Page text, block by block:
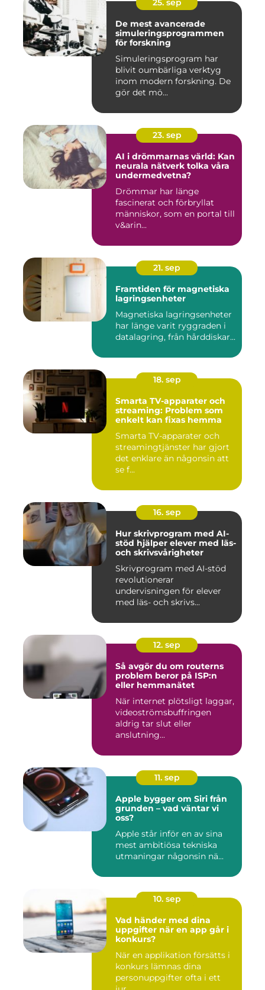
De mest avancerade
simuleringsprogrammen
för forskning
Simuleringsprogram har
blivit oumbärliga verktyg
inom modern forskning. De
gör det mö...
23. sep
AI i drömmarnas värld: Kan
neurala nätverk tolka våra
undermedvetna?
Drömmar har länge
fascinerat och förbryllat
människor, som en portal till
v&arin...
21. sep
Framtiden för magnetiska
lagringsenheter
Magnetiska lagringsenheter
har länge varit ryggraden i
datalagring, från hårddiskar...
18. sep
Smarta TV-apparater och
streaming: Problem som
enkelt kan fixas hemma
Smarta TV-apparater och
streamingtjänster har gjort
det enklare än någonsin att
se f...
16. sep
Hur skrivprogram med AI-
stöd hjälper elever med läs-
och skrivsvårigheter
Skrivprogram med AI-stöd
revolutionerar
undervisningen för elever
med läs- och skrivs...
12. sep
Så avgör du om routerns
problem beror på ISP:n
eller hemmanätet
När internet plötsligt laggar,
videoströmsbuffringen
aldrig tar slut eller
anslutning...
11. sep
Apple bygger om Siri från
grunden – vad väntar vi
oss?
Apple står inför en av sina
mest ambitiösa tekniska
utmaningar någonsin nä...
10. sep
Vad händer med dina
uppgifter när en app går i
konkurs?
När en applikation försätts i
konkurs lämnas dina
personuppgifter ofta i ett